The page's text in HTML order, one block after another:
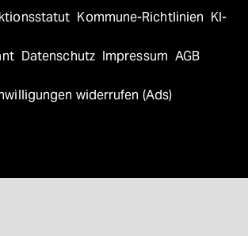
Kommune-Richtlinien KI-
Datenschutz Impressum AGB
widerrufen (Ads)